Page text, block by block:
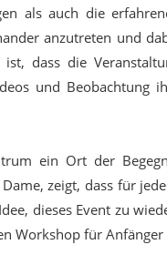
als auch die
anzutreten und
dass die
und Beobachtung
ein Ort der
zeigt, dass für
dieses Event zu
Workshop für Anfänger